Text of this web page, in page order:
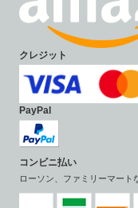
クレジット
PayPal
コンビニ払い
ローソン、ファミリーマート